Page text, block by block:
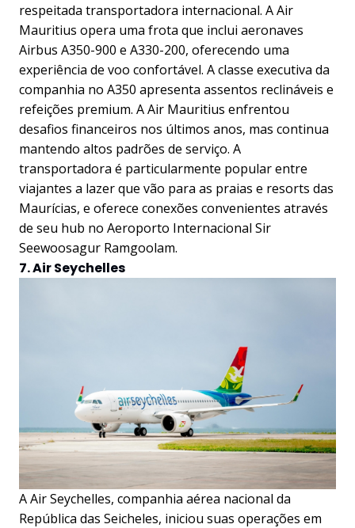
respeitada transportadora internacional. A Air
Mauritius opera uma frota que inclui aeronaves
Airbus A350-900 e A330-200, oferecendo uma
experiência de voo confortável. A classe executiva da
companhia no A350 apresenta assentos reclináveis e
refeições premium. A Air Mauritius enfrentou
desafios financeiros nos últimos anos, mas continua
mantendo altos padrões de serviço. A
transportadora é particularmente popular entre
viajantes a lazer que vão para as praias e resorts das
Maurícias, e oferece conexões convenientes através
de seu hub no Aeroporto Internacional Sir
Seewoosagur Ramgoolam.
7. Air Seychelles
A Air Seychelles, companhia aérea nacional da
República das Seicheles, iniciou suas operações em